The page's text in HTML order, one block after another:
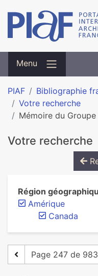
Menu
PIAF
Bibliographie
Votre recherche
Mémoire du
Votre recherche
Région
Amérique
Canada
Page 247 de 983